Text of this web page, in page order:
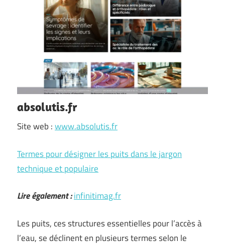
absolutis.fr
Site web :www.absolutis.fr
Termes pour désigner les puits dans le jargon
technique et populaire
Lire également :infinitimag.fr
Les puits, ces structures essentielles pour l’accès à
l’eau, se déclinent en plusieurs termes selon le